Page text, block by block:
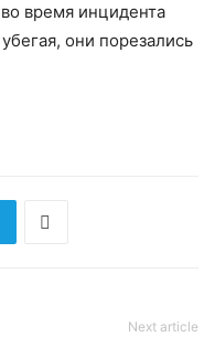
время инцидента
они порезались
Next article